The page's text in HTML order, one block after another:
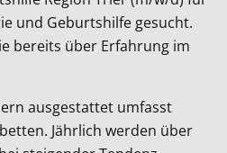
und Geburtshilfe gesucht.
bereits über Erfahrung im
ausgestattet umfasst
Jährlich werden über